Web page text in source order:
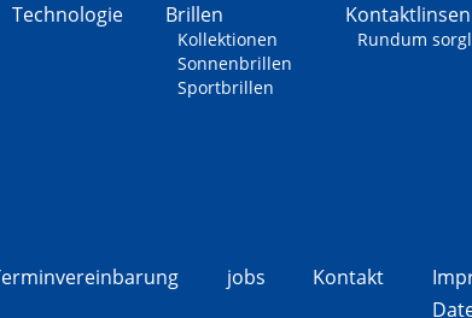
Technologie Brillen
Kollektionen
Sonnenbrillen
Sportbrillen
Kontaktlinsen
Rundum
jobs Kontakt